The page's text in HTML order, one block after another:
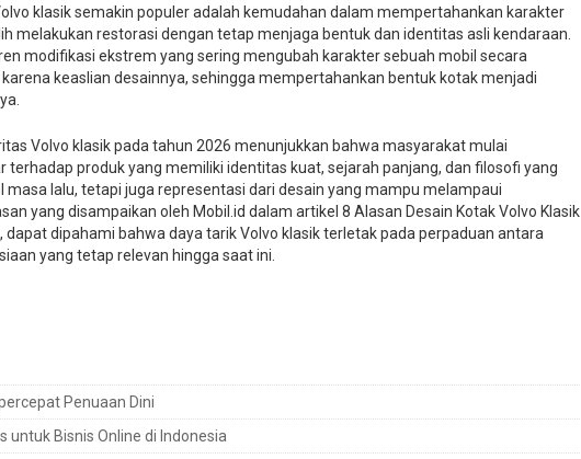
klasik semakin populer adalah kemudahan dalam mempertahankan karakter
melakukan restorasi dengan tetap menjaga bentuk dan identitas asli kendaraan.
modifikasi ekstrem yang sering mengubah karakter sebuah mobil secara
keaslian desainnya, sehingga mempertahankan bentuk kotak menjadi
Volvo klasik pada tahun 2026 menunjukkan bahwa masyarakat mulai
produk yang memiliki identitas kuat, sejarah panjang, dan filosofi yang
masa lalu, tetapi juga representasi dari desain yang mampu melampaui
yang disampaikan oleh Mobil.id dalam artikel 8 Alasan Desain Kotak Volvo Klasik
dapat dipahami bahwa daya tarik Volvo klasik terletak pada perpaduan antara
yang tetap relevan hingga saat ini.
Penuaan Dini
untuk Bisnis Online di Indonesia